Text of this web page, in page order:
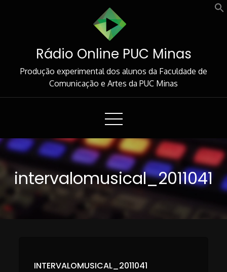
Rádio Online PUC Minas
Produção experimental dos alunos da Faculdade de
Comunicação e Artes da PUC Minas
intervalomusical_2011041
INTERVALOMUSICAL_2011041